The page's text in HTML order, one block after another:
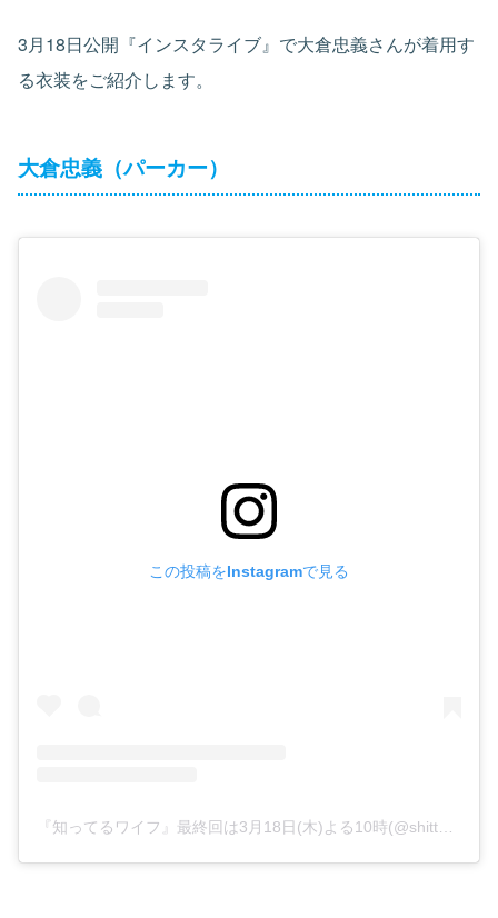
3月18日公開『インスタライブ』で大倉忠義さんが着用す
る衣装をご紹介します。
大倉忠義（パーカー）
この投稿をInstagramで見る